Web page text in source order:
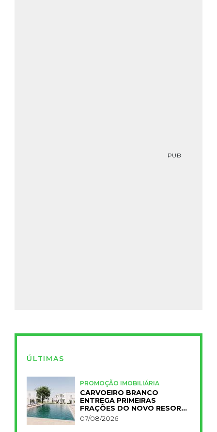
PUB
ÚLTIMAS
PROMOÇÃO IMOBILIÁRIA
CARVOEIRO BRANCO
ENTREGA PRIMEIRAS
FRAÇÕES DO NOVO RESORT
PRIMELIFE
07/08/2026